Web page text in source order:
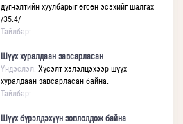
дүгнэлтийн хуулбарыг өгсөн эсэхийг шалгах
/35.4/
Тайлбар:
Шүүх хуралдаан завсарласан
Үндэслэл: Хүсэлт хэлэлцэхээр шүүх
хуралдаан завсарласан байна.
Тайлбар:
Шүүх бүрэлдэхүүн зөвлөлдөж байна